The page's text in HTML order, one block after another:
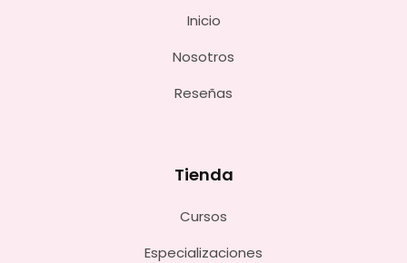
Inicio
Nosotros
Reseñas
Tienda
Cursos
Especializaciones